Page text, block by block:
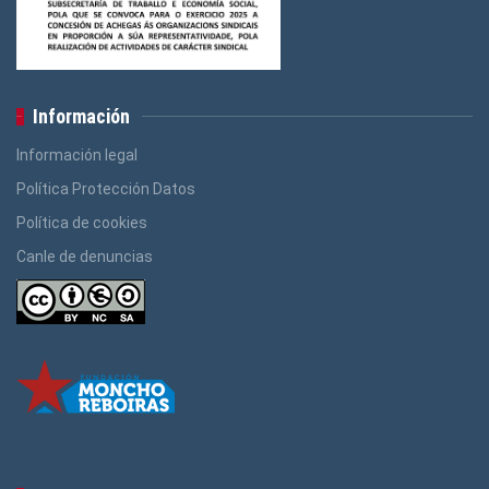
Información
Información legal
Política Protección Datos
Política de cookies
Canle de denuncias